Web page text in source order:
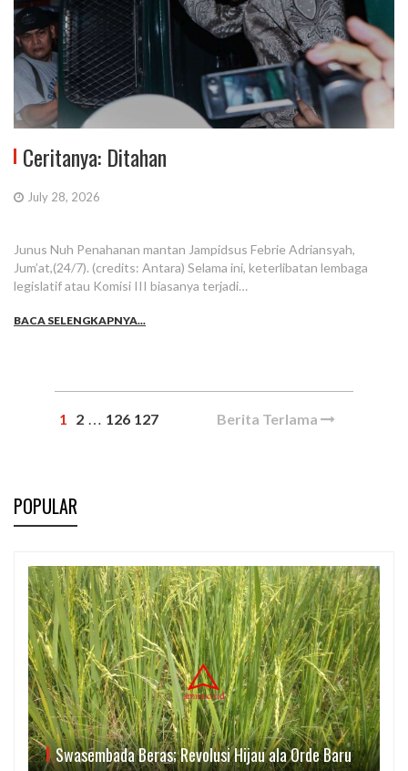
Ceritanya: Ditahan
July 28, 2026
Junus Nuh Penahanan mantan Jampidsus Febrie Adriansyah,
Jum’at,(24/7). (credits: Antara) Selama ini, keterlibatan lembaga
legislatif atau Komisi III biasanya terjadi…
BACA SELENGKAPNYA...
1 2 … 126 127 Berita Terlama
POPULAR
Swasembada Beras; Revolusi Hijau ala Orde Baru